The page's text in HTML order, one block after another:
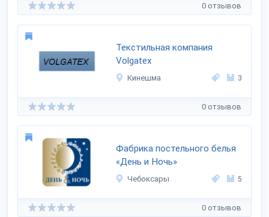
0 отзывов
Текстильная компания
Volgatex
Кинешма 3
0 отзывов
Фабрика постельного белья
«День и Ночь»
Чебоксары 5
0 отзывов